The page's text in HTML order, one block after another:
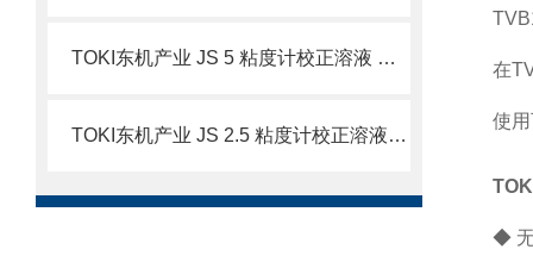
TOKI东机产业 JS 5 粘度计校正溶液 简介
TOKI东机产业 JS 2.5 粘度计校正溶液 简介
在
使
◆ 无